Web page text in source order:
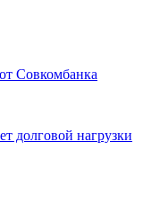
Совкомбанка
долговой нагрузки